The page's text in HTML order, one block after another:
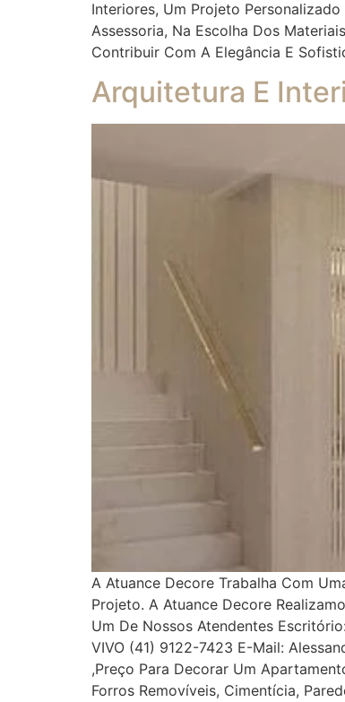
Interiores, Um Projeto
Assessoria, Na Escolha Dos
Contribuir Com A Elegância E
Arquitetura E
A Atuance Decore Trabalha Com
Projeto. A Atuance Decore
Um De Nossos Atendentes
VIVO (41) 9122-7423 E-Mail:
,Preço Para Decorar Um
Forros Removíveis, Cimentícia,